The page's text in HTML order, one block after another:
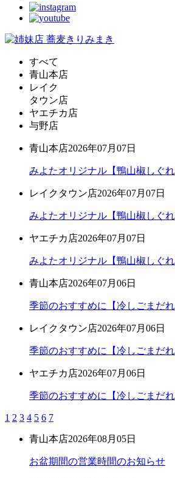
すべて
青山本店
レイク
タウン店
ヤエチカ店
与野店
青山本店2026年07月07日
みよたオリジナル【鴨山椒しぐ
レイクタウン店2026年07月07日
みよたオリジナル【鴨山椒しぐ
ヤエチカ店2026年07月07日
みよたオリジナル【鴨山椒しぐ
青山本店2026年07月06日
季節のおすすめに【冷しごまだ
レイクタウン店2026年07月06日
季節のおすすめに【冷しごまだ
ヤエチカ店2026年07月06日
季節のおすすめに【冷しごまだ
1 2 3 4 5 6 7
青山本店2026年08月05日
お盆期間の営業時間のお知らせ